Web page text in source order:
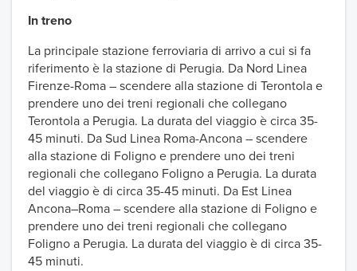
In treno
La principale stazione ferroviaria di arrivo a cui si fa
riferimento è la stazione di Perugia. Da Nord Linea
Firenze-Roma – scendere alla stazione di Terontola e
prendere uno dei treni regionali che collegano
Terontola a Perugia. La durata del viaggio è circa 35-
45 minuti. Da Sud Linea Roma-Ancona – scendere
alla stazione di Foligno e prendere uno dei treni
regionali che collegano Foligno a Perugia. La durata
del viaggio è di circa 35-45 minuti. Da Est Linea
Ancona–Roma – scendere alla stazione di Foligno e
prendere uno dei treni regionali che collegano
Foligno a Perugia. La durata del viaggio è di circa 35-
45 minuti.